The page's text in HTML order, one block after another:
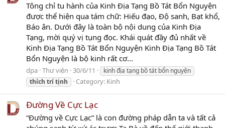
Tông chỉ tu hành của Kinh Địa Tạng Bồ Tát Bổn Nguyện
được thể hiện qua tám chữ: Hiếu đạo, Độ sanh, Bạt khổ,
Báo ân. Dưới đây là toàn bộ nội dung của Kinh Địa
Tạng, mời quý vị tụng đọc. Khái quát đầy đủ nhất về
Kinh Địa Tạng Bồ Tát Bổn Nguyện Kinh Địa Tạng Bồ Tát
Bổn Nguyện là bộ kinh rất cơ...
dpa Thư viện 30/6/11
kinh địa tạng bồ tát bổn nguyện
thích trítịnh Category: Kinh
Đường Về Cực Lạc
“Đường về Cực Lạc” là con đường pháp dẫn ta và tất cả